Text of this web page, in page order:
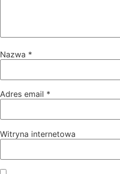
Nazwa *
Adres email *
Witryna internetowa